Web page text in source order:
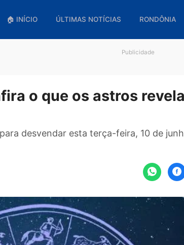
🏠 INÍCIO ÚLTIMAS NOTÍCIAS
o que os astros
para desvendar esta terça-feira,